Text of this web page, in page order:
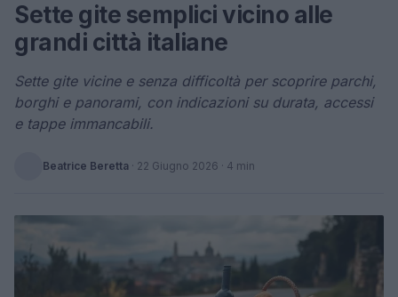
Sette gite semplici vicino alle
grandi città italiane
Sette gite vicine e senza difficoltà per scoprire parchi,
borghi e panorami, con indicazioni su durata, accessi
e tappe immancabili.
Beatrice Beretta · 22 Giugno 2026 · 4 min